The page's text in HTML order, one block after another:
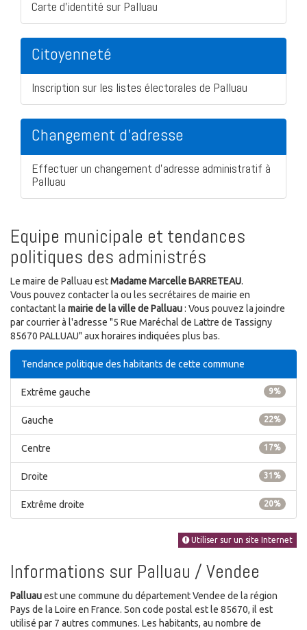
Carte d'identité sur Palluau
Citoyenneté
Inscription sur les listes électorales de Palluau
Changement d'adresse
Effectuer un changement d'adresse administratif à
Palluau
Equipe municipale et tendances
politiques des administrés
Le maire de Palluau estMadame Marcelle BARRETEAU.
Vous pouvez contacter la ou les secrétaires de mairie en
contactant la mairie de la ville de Palluau: Vous pouvez la joindre
par courrier à l'adresse "5 Rue Maréchal de Lattre de Tassigny
85670 PALLUAU" aux horaires indiquées plus bas.
Tendance politique des habitants de cette commune
9%
Extrême gauche
22%
Gauche
17%
Centre
31%
Droite
20%
Extrême droite
Utiliser sur un site Internet
Informations sur Palluau / Vendee
Palluauest une commune du département Vendee de la région
Pays de la Loire en France. Son code postal est le 85670, il est
utilisé par 7 autres communes. Les habitants, au nombre de